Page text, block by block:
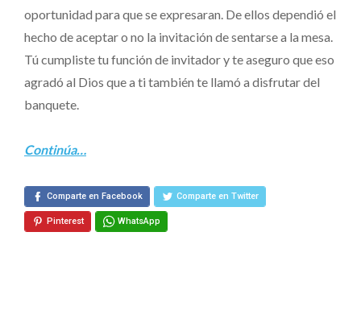
oportunidad para que se expresaran. De ellos dependió el
hecho de aceptar o no la invitación de sentarse a la mesa.
Tú cumpliste tu función de invitador y te aseguro que eso
agradó al Dios que a ti también te llamó a disfrutar del
banquete.
Continúa…
Comparte en Facebook Comparte en Twitter
Pinterest WhatsApp